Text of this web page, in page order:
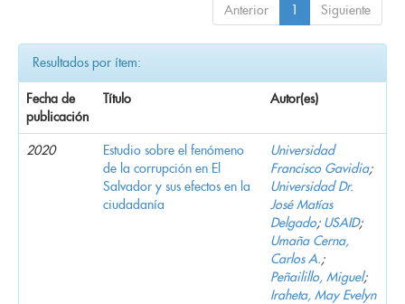
Anterior 1 Siguiente
Resultados por ítem:
Fecha de
publicación
Título Autor(es)
2020
Estudio sobre el fenómeno
de la corrupción en El
Salvador y sus efectos en la
ciudadanía
Universidad
Francisco Gavidia;
Universidad Dr.
José Matías
Delgado; USAID;
Umaña Cerna,
Carlos A.;
Peñailillo, Miguel;
Iraheta, May Evelyn